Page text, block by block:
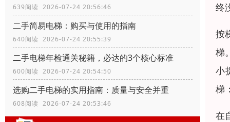
639阅读 2026-07-24 20:56:46
二手简易电梯：购买与使用的指南
640阅读 2026-07-24 20:55:39
二手电梯年检通关秘籍，必达的3个核心标准
600阅读 2026-07-24 20:54:50
选购二手电梯的实用指南：质量与安全并重
608阅读 2026-07-24 20:53:46
终
按
梯
小
梯
在